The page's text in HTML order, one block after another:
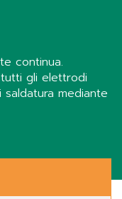
continua.
gli elettrodi
saldatura mediante